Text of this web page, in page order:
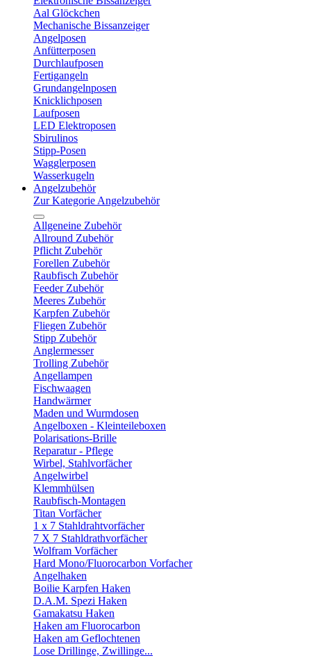
Aal Glöckchen
Mechanische Bissanzeiger
Angelposen
Anfütterposen
Durchlaufposen
Fertigangeln
Grundangelnposen
Knicklichposen
Laufposen
LED Elektroposen
Sbirulinos
Stipp-Posen
Wagglerposen
Wasserkugeln
Angelzubehör
Zur Kategorie Angelzubehör
Allgeneine Zubehör
Allround Zubehör
Pflicht Zubehör
Forellen Zubehör
Raubfisch Zubehör
Feeder Zubehör
Meeres Zubehör
Karpfen Zubehör
Fliegen Zubehör
Stipp Zubehör
Anglermesser
Trolling Zubehör
Angellampen
Fischwaagen
Handwärmer
Maden und Wurmdosen
Angelboxen - Kleinteileboxen
Polarisations-Brille
Reparatur - Pflege
Wirbel, Stahlvorfächer
Angelwirbel
Klemmhülsen
Raubfisch-Montagen
Titan Vorfächer
1 x 7 Stahldrahtvorfächer
7 X 7 Stahldrathvorfächer
Wolfram Vorfächer
Hard Mono/Fluorocarbon Vorfacher
Angelhaken
Boilie Karpfen Haken
D.A.M. Spezi Haken
Gamakatsu Haken
Haken am Fluorocarbon
Haken am Geflochtenen
Lose Drillinge, Zwillinge...